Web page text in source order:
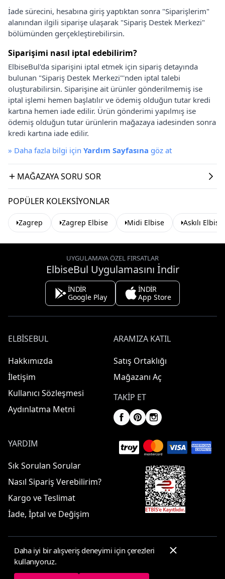
İade sürecini, hesabına giriş yaptıktan sonra "Siparişlerim"
alanından ilgili siparişe ulaşarak "Sipariş Destek Merkezi"
bölümünden gerçekleştirebilirsin.
Siparişimi nasıl iptal edebilirim?
ElbiseBul'da siparişini iptal etmek için sipariş detayında
bulunan "Sipariş Destek Merkezi"'nden iptal talebi
oluşturabilirsin. Siparişine ait ürünler gönderilmemiş ise
iptal işlemi hemen başlatılır ve ödemiş olduğun tutar kredi
kartına hemen iade edilir. Ürün gönderimi yapılmış ise
ödemiş olduğun tutar ürünlerin mağazaya iadesinden sonra
kredi kartına iade edilir.
» Daha fazla bilgi için Yardım Sayfasına göz at
MAĞAZAYA SORU SOR
POPÜLER KOLEKSIYONLAR
Zagrep Zagrep Elbise Midi Elbise Askılı Elbise
UYGULAMAYA ÖZEL FIRSATLAR
ElbiseBul Uygulamasını İndir
İNDİR
Google Play
İNDİR
App Store
ELBISEBUL
Hakkımızda
İletişim
Kullanıcı Sözleşmesi
Aydınlatma Metni
ARAMIZA KATIL
Satış Ortaklığı
Mağazanı Aç
TAKIP ET
YARDIM
Sık Sorulan Sorular
Nasıl Sipariş Verebilirim?
Kargo ve Teslimat
İade, İptal ve Değişim
© 2025 ElbiseBul -
Daha iyi bir alışveriş deneyimi için çerezleri
kullanıyoruz.